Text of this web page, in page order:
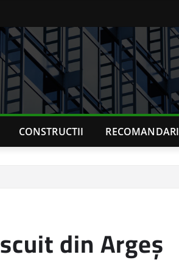
CONSTRUCTII RECOMANDARI
din Argeș